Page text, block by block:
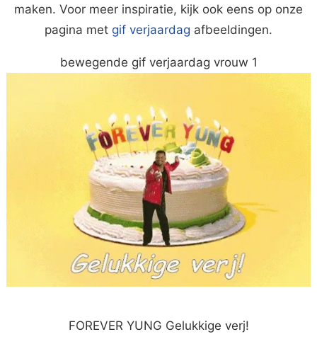
maken. Voor meer inspiratie, kijk ook eens op onze
pagina met gif verjaardag afbeeldingen.
bewegende gif verjaardag vrouw 1
FOREVER YUNG Gelukkige verj!